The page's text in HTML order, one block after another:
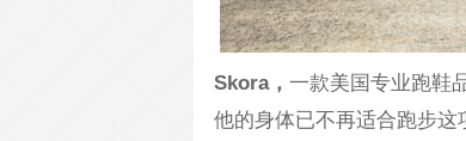
Skora， 一款美国专业跑鞋
他的身体已不再适合跑步这